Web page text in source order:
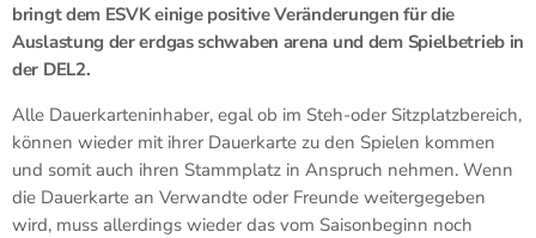
bringt dem ESVK einige positive Veränderungen für die
Auslastung der erdgas schwaben arena und dem Spielbetrieb in
der DEL2.
Alle Dauerkarteninhaber, egal ob im Steh-oder Sitzplatzbereich,
können wieder mit ihrer Dauerkarte zu den Spielen kommen
und somit auch ihren Stammplatz in Anspruch nehmen. Wenn
die Dauerkarte an Verwandte oder Freunde weitergegeben
wird, muss allerdings wieder das vom Saisonbeginn noch